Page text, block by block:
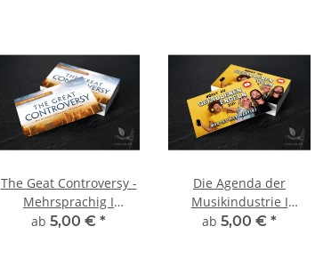
The Geat Controversy -
Mehrsprachig I
Visitenkarte
ab 5,00 € *
Die Agenda der
Musikindustrie I
Visitenkarte
ab 5,00 € *